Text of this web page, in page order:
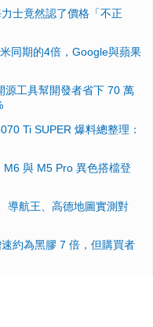
士竟然認了價格「不正
同期的4倍，Google與蘋果
工具幫開發者省下 70 萬
Ti SUPER 爆料總整理：
與 M5 Pro 異色搭檔登
導航王、高德地圖實測對
約為黑膠 7 倍，但購買者